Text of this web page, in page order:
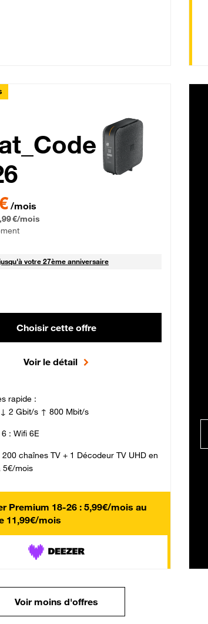
Fibre_18_26
/mois
€/mois
€ par moisvotre 27ème anniversaire
Choisir cette offre
Voir le détail
rapide :
2 Gbit/s ↑ 800 Mbit/s
: Wifi 6E
200 chaînes TV + 1 Décodeur TV UHD en
5€/mois
Premium 18-26 : 5,99€/mois au
11,99€/mois
Voir moins d'offres